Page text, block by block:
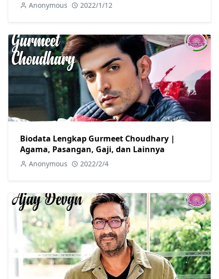
Anonymous 2022/1/12
Biodata Lengkap Gurmeet Choudhary |
Agama, Pasangan, Gaji, dan Lainnya
Anonymous 2022/2/4